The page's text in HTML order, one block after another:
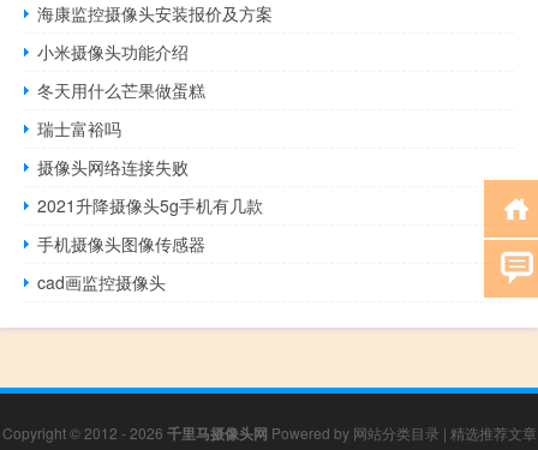
海康监控摄像头安装报价及方案
小米摄像头功能介绍
冬天用什么芒果做蛋糕
瑞士富裕吗
摄像头网络连接失败
2021升降摄像头5g手机有几款
手机摄像头图像传感器
cad画监控摄像头
Copyright © 2012 - 2026 千里马摄像头网 Powered by 网站分类目录 | 精选推荐文章